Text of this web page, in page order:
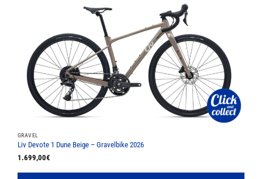
Optionen
können
Produktseite
gewählt
GRAVEL
Liv Devote 1 Dune Beige – Gravelbike 2026
1.699,00€